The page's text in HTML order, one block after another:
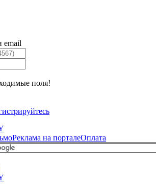
email
поля!
Реклама на порталеОплата